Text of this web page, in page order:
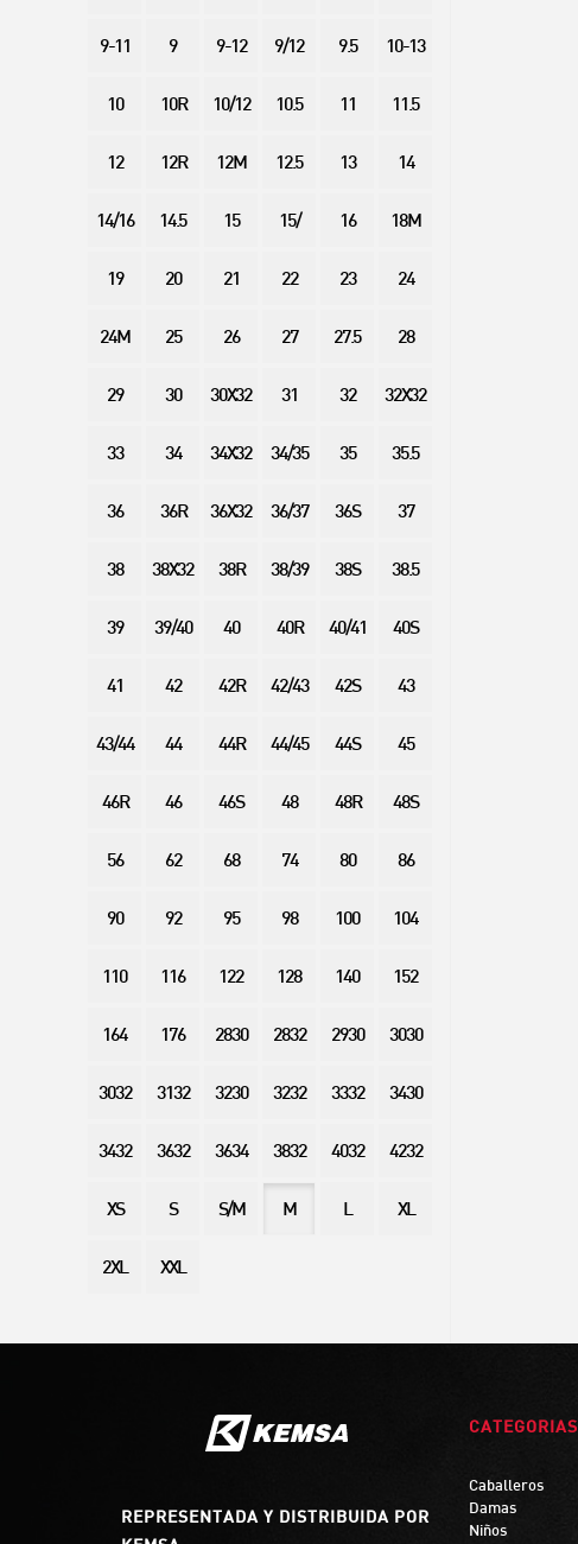
9-11 9 9-12 9/12 9.5 10-13
10 10R 10/12 10.5 11 11.5
12 12R 12M 12.5 13 14
14/16 14.5 15 15/ 16 18M
19 20 21 22 23 24
24M 25 26 27 27.5 28
29 30 30X32 31 32 32X32
33 34 34X32 34/35 35 35.5
36 36R 36X32 36/37 36S 37
38 38X32 38R 38/39 38S 38.5
39 39/40 40 40R 40/41 40S
41 42 42R 42/43 42S 43
43/44 44 44R 44/45 44S 45
46R 46 46S 48 48R 48S
56 62 68 74 80 86
90 92 95 98 100 104
110 116 122 128 140 152
164 176 2830 2832 2930 3030
3032 3132 3230 3232 3332 3430
3432 3632 3634 3832 4032 4232
XS S S/M M L XL
2XL XXL
REPRESENTADA Y DISTRIBUIDA POR
CATEGORIAS
Caballeros
Damas
Niños